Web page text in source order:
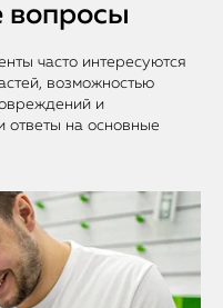
вопросы
часто интересуются
возможностью
и
на основные